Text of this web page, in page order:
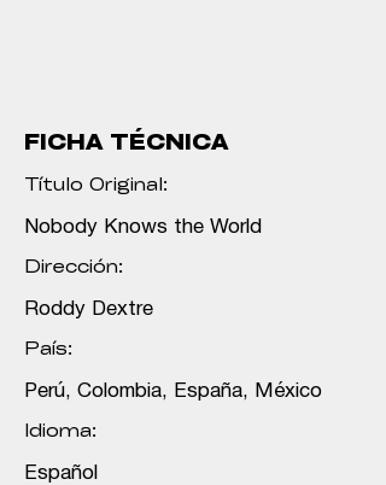
FICHA TÉCNICA
Título Original:
Nobody Knows the World
Dirección:
Roddy Dextre
País:
Perú, Colombia, España, México
Idioma:
Español